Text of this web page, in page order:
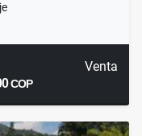
Venta
COP